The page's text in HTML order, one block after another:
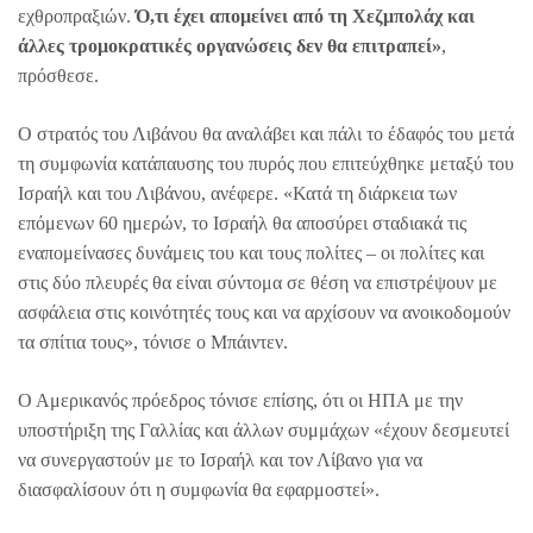
εχθροπραξιών.Ό,τι έχει απομείνει από τη Χεζμπολάχ και
άλλες τρομοκρατικές οργανώσεις δεν θα επιτραπεί»,
πρόσθεσε.
Ο στρατός του Λιβάνου θα αναλάβει και πάλι το έδαφός του μετά
τη συμφωνία κατάπαυσης του πυρός που επιτεύχθηκε μεταξύ του
Ισραήλ και του Λιβάνου, ανέφερε. «Κατά τη διάρκεια των
επόμενων 60 ημερών, το Ισραήλ θα αποσύρει σταδιακά τις
εναπομείνασες δυνάμεις του και τους πολίτες – οι πολίτες και
στις δύο πλευρές θα είναι σύντομα σε θέση να επιστρέψουν με
ασφάλεια στις κοινότητές τους και να αρχίσουν να ανοικοδομούν
τα σπίτια τους», τόνισε ο Μπάιντεν.
Ο Αμερικανός πρόεδρος τόνισε επίσης, ότι οι ΗΠΑ με την
υποστήριξη της Γαλλίας και άλλων συμμάχων «έχουν δεσμευτεί
να συνεργαστούν με το Ισραήλ και τον Λίβανο για να
διασφαλίσουν ότι η συμφωνία θα εφαρμοστεί».